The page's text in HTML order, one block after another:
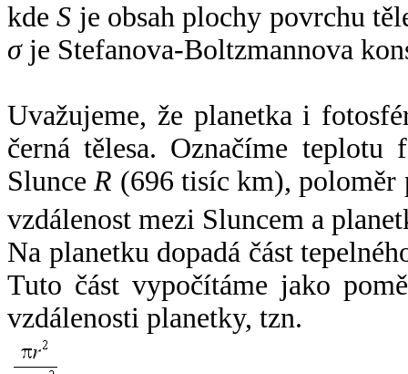
kdeS je obsah plochy povrchu
σje Stefanova-Boltzmannova
Uvažujeme, že planetka i
černá tělesa. Označíme
SlunceR (696 tisíc km),
vzdálenost mezi Sluncem a
Na planetku dopadá část
Tuto část vypočítáme jako
vzdálenosti planetky, tzn.